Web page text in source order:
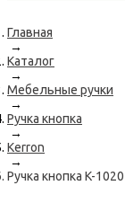
Главная
→
Каталог
→
Мебельные ручки
→
Ручка кнопка
→
Kerron
→
Ручка кнопка K-